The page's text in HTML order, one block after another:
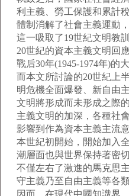
利主義、勞工保護和累計
體制消解了社會主義運動
這一吸取了19世紀文明教
20世紀的資本主義文明回
戰后30年(1945-1974年)的大
而本文所討論的20世紀上
明危機全面爆發、新自由
文明將形成而未形成之際
主義文明的加深，各種社
影響到作為資本主義主流
本世紀初開始，開始加入
潮層面也與世界保持著密
不僅左右了激進的馬克思
守主義乃至自由主義等各
因而，在現代中國知識界